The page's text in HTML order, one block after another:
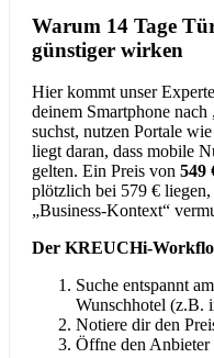
Warum 14 Tage
günstiger wirken
Hier kommt unser
deinem Smartphone
suchst, nutzen Portale
liegt daran, dass mobile
gelten. Ein Preis von 549
plötzlich bei 579 €
„Business-Kontext“
Der KREUCHi-
Suche entspannt
Wunschhotel (z.B.
Notiere dir den
Öffne den